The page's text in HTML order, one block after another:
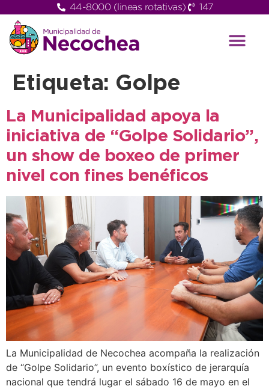
44-8000 (lineas rotativas) 147
Etiqueta: Golpe
La Municipalidad apoya la
iniciativa de “Golpe Solidario”,
un show de boxeo de primer
nivel con fines benéficos
La Municipalidad de Necochea acompaña la realización
de “Golpe Solidario”, un evento boxístico de jerarquía
nacional que tendrá lugar el sábado 16 de mayo en el